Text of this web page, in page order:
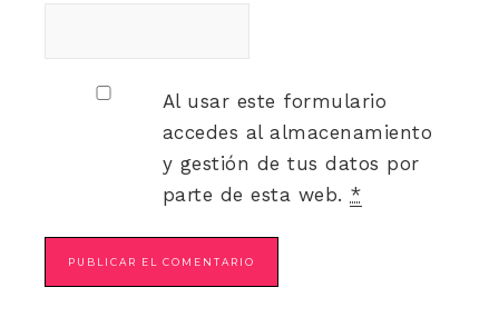
Al usar este formulario
accedes al almacenamiento
y gestión de tus datos por
parte de esta web. *